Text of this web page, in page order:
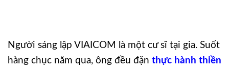
Người sáng lập VIAICOM là một cư sĩ tại gia. Suốt
hàng chục năm qua, ông đều đặn thực hành thiền